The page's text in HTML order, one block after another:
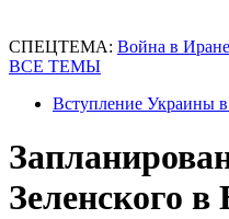
СПЕЦТЕМА: Война в Иране
ВСЕ ТЕМЫ
Вступление Украины
Зеленского